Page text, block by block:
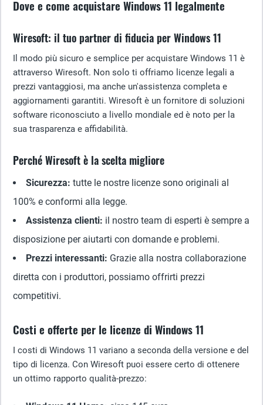
Dove e come acquistare Windows 11 legalmente
Wiresoft: il tuo partner di fiducia per Windows 11
Il modo più sicuro e semplice per acquistare Windows 11 è
attraverso Wiresoft. Non solo ti offriamo licenze legali a
prezzi vantaggiosi, ma anche un'assistenza completa e
aggiornamenti garantiti. Wiresoft è un fornitore di soluzioni
software riconosciuto a livello mondiale ed è noto per la
sua trasparenza e affidabilità.
Perché Wiresoft è la scelta migliore
Sicurezza: tutte le nostre licenze sono originali al
100% e conformi alla legge.
Assistenza clienti: il nostro team di esperti è sempre a
disposizione per aiutarti con domande e problemi.
Prezzi interessanti: Grazie alla nostra collaborazione
diretta con i produttori, possiamo offrirti prezzi
competitivi.
Costi e offerte per le licenze di Windows 11
I costi di Windows 11 variano a seconda della versione e del
tipo di licenza. Con Wiresoft puoi essere certo di ottenere
un ottimo rapporto qualità-prezzo: